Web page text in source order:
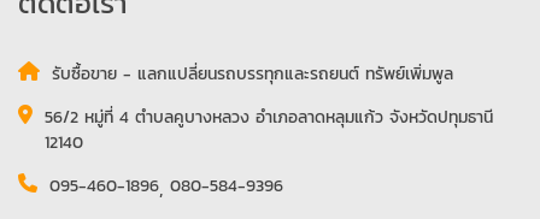
รับซื้อขาย - แลกแปลี่ยนรถบรรทุกและรถยนต์ ทรัพย์เพิ่มพูล
56/2 หมู่ที่ 4 ตำบลคูบางหลวง อำเภอลาดหลุมแก้ว จังหวัดปทุมธานี
12140
095-460-1896, 080-584-9396